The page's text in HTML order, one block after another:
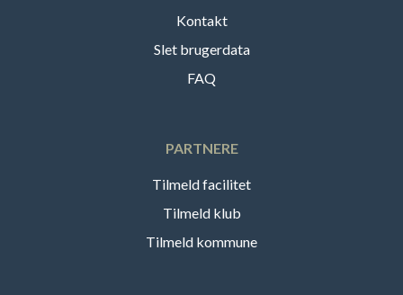
Kontakt
Slet brugerdata
FAQ
PARTNERE
Tilmeld facilitet
Tilmeld klub
Tilmeld kommune